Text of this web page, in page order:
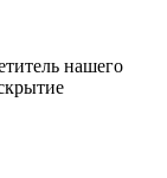
нашего